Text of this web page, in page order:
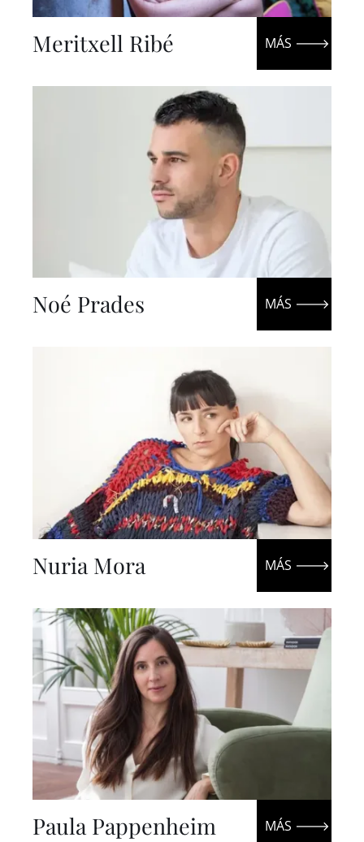
Meritxell Ribé
Noé Prades
Nuria Mora
Paula Pappenheim